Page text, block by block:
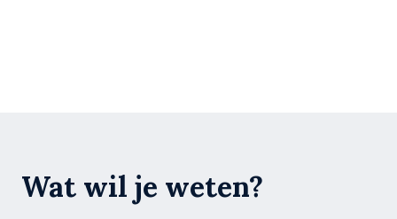
Wat wil je weten?